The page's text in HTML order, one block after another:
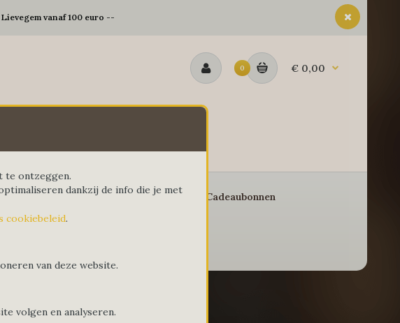
vanaf 100 euro --
0 € 0,00
Elektro Geschenkmanden Cadeaubonnen
te ontzeggen.
dankzij de info die je met
cookiebeleid.
van deze website.
volgen en analyseren.